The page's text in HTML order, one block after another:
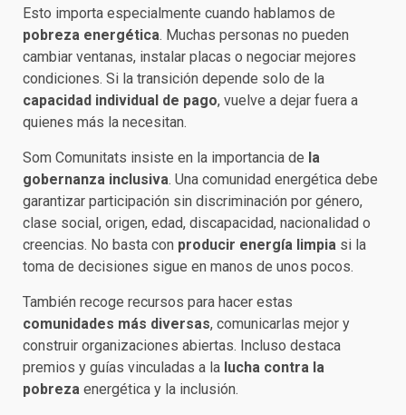
Esto importa especialmente cuando hablamos de
pobreza energética. Muchas personas no pueden
cambiar ventanas, instalar placas o negociar mejores
condiciones. Si la transición depende solo de la
capacidad individual de pago, vuelve a dejar fuera a
quienes más la necesitan.
Som Comunitats insiste en la importancia de la
gobernanza inclusiva. Una comunidad energética debe
garantizar participación sin discriminación por género,
clase social, origen, edad, discapacidad, nacionalidad o
creencias. No basta con producir energía limpia si la
toma de decisiones sigue en manos de unos pocos.
También recoge recursos para hacer estas
comunidades más diversas, comunicarlas mejor y
construir organizaciones abiertas. Incluso destaca
premios y guías vinculadas a la lucha contra la
pobreza energética y la inclusión.